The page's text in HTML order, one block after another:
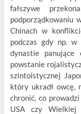
fałszywe
podporządkowaniu
Chinach w
podczas gdy np.
dynastie panujące
powstanie
szintoistycznej
który ukradł owcę,
chronić, co
USA czy Wielkiej